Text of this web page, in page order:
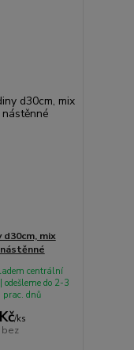
d30cm, mix
/ks
bez
centrální
odešleme do 2-3
prac. dnů